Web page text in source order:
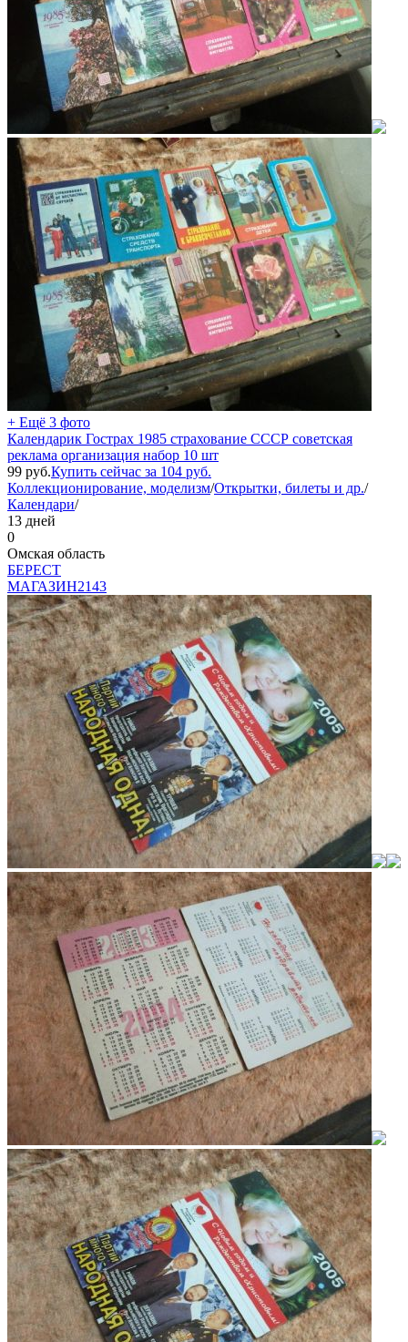
+ Ещё 3 фото
Календарик Гострах 1985 страхование СССР советская
реклама организация набор 10 шт
99 руб.Купить сейчас за 104 руб.
Коллекционирование, моделизм/Открытки, билеты и др./
Календари/
13 дней
0
Омская область
БEPECT
МАГАЗИН2143